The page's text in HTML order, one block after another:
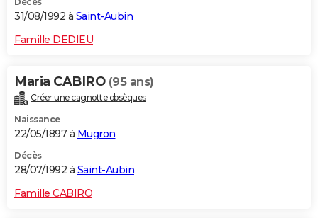
31/08/1992 à Saint-Aubin
Famille DEDIEU
Maria CABIRO (95 ans)
Créer une cagnotte obsèques
Naissance
22/05/1897 à Mugron
Décès
28/07/1992 à Saint-Aubin
Famille CABIRO